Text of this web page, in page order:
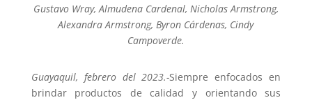
Gustavo Wray, Almudena Cardenal, Nicholas Armstrong,
Alexandra Armstrong, Byron Cárdenas, Cindy
Campoverde.
Guayaquil, febrero del 2023.-Siempre enfocados en
brindar productos de calidad y orientando sus